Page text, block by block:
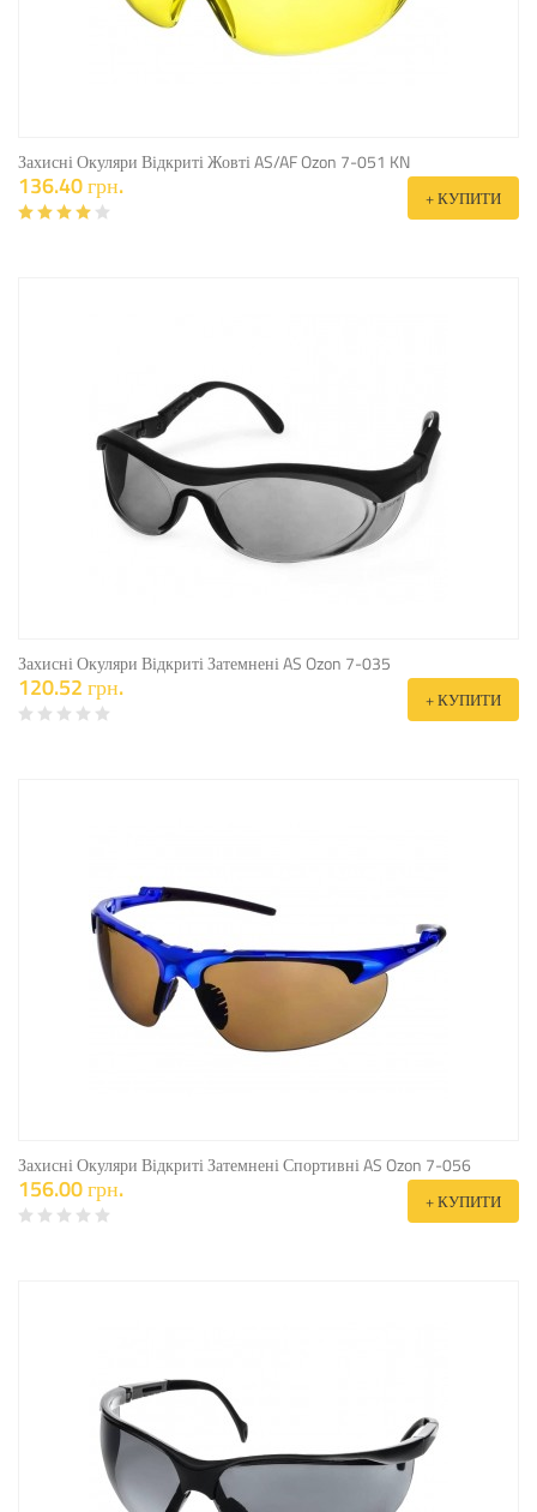
Захисні Окуляри Відкриті Жовті AS/AF Ozon 7-051 KN
136.40 грн. + КУПИТИ
Захисні Окуляри Відкриті Затемнені AS Ozon 7-035
120.52 грн. + КУПИТИ
Захисні Окуляри Відкриті Затемнені Спортивні AS Ozon 7-056
156.00 грн. + КУПИТИ